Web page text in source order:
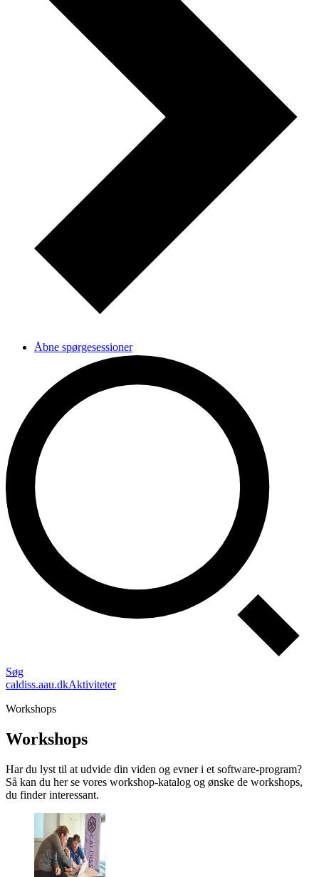
Åbne spørgesessioner
Søg
caldiss.aau.dkAktiviteter
Workshops
Workshops
Har du lyst til at udvide din viden og evner i et software-program?
Så kan du her se vores workshop-katalog og ønske de workshops,
du finder interessant.